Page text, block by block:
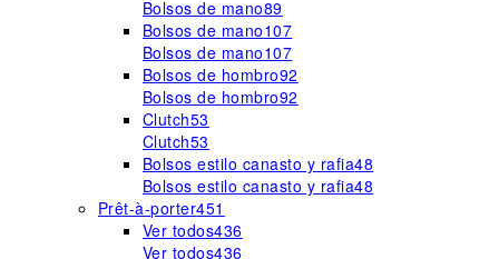
Bolsos de mano89
Bolsos de mano107
Bolsos de mano107
Bolsos de hombro92
Bolsos de hombro92
Clutch53
Clutch53
Bolsos estilo canasto y rafia48
Bolsos estilo canasto y rafia48
Prêt-à-porter451
Ver todos436
Ver todos436